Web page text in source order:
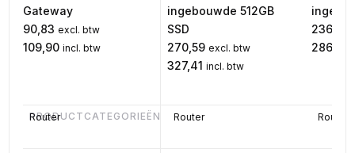
PRODUCTCATEGORIEËN
Gateway
90,83 excl. btw
109,90 incl. btw
Router
ingebouwde 512GB
SSD
270,59 excl. btw
327,41 incl. btw
Router
236,66
286,36
Router